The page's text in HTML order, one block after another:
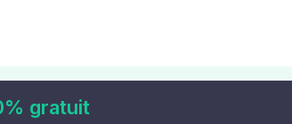
gratuit